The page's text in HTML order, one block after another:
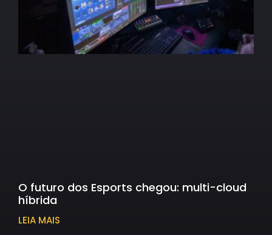
O futuro dos Esports chegou: multi-cloud
híbrida
LEIA MAIS